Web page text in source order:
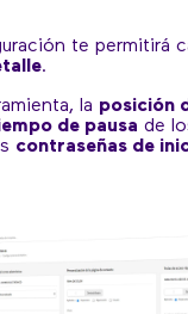
te permitirá
.
la posición
de pausa de
contraseñas de